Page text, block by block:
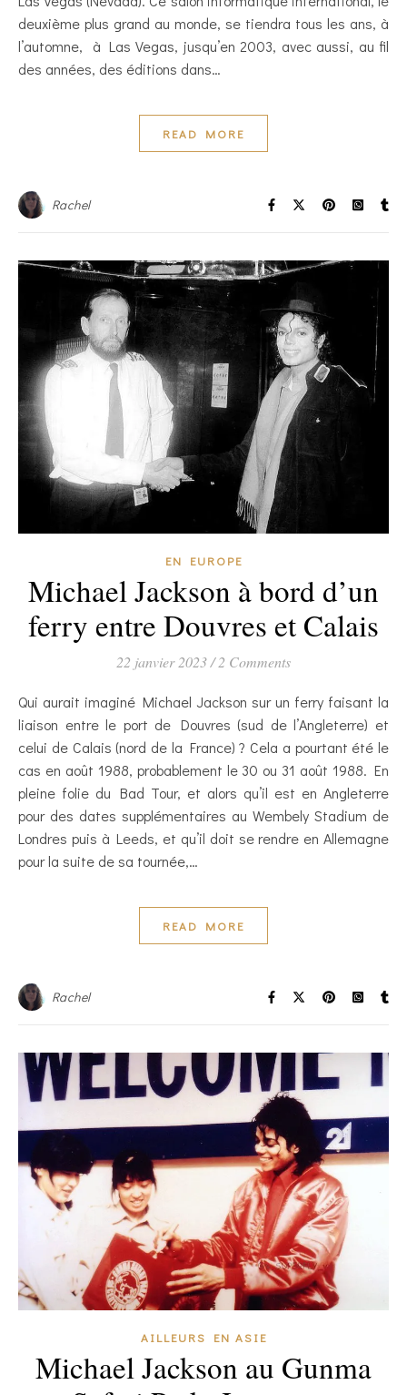
deuxième plus grand au monde, se tiendra tous les ans, à
l’automne, à Las Vegas, jusqu’en 2003, avec aussi, au fil
des années, des éditions dans…
READ MORE
Rachel
EN EUROPE
Michael Jackson à bord d’un
ferry entre Douvres et Calais
22 janvier 2023/ 2 Comments
Qui aurait imaginé Michael Jackson sur un ferry faisant la
liaison entre le port de Douvres (sud de l’Angleterre) et
celui de Calais (nord de la France) ? Cela a pourtant été le
cas en août 1988, probablement le 30 ou 31 août 1988. En
pleine folie du Bad Tour, et alors qu’il est en Angleterre
pour des dates supplémentaires au Wembely Stadium de
Londres puis à Leeds, et qu’il doit se rendre en Allemagne
pour la suite de sa tournée,…
READ MORE
Rachel
AILLEURS EN ASIE
Michael Jackson au Gunma